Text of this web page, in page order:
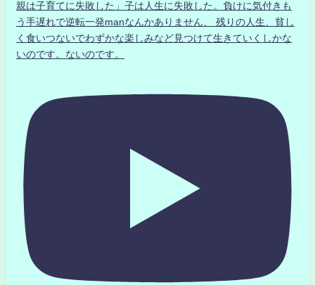
親は子育てに失敗した」子は人生に失敗した。負けに気付きも
う手遅れで逆転一発manなんかありません、 残りの人生、貧し
く食いつないでわずかな楽しみなど見つけて生きていくしかな
いのです。ないのです。